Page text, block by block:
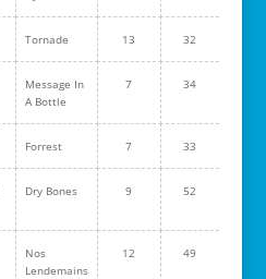
Tornade 13 32
Message In
A Bottle
7 34
Forrest 7 33
Dry Bones 9 52
Nos
Lendemains
12 49